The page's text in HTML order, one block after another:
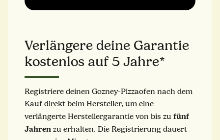
Verlängere deine Garantie
kostenlos auf 5 Jahre*
Registriere deinen Gozney-Pizzaofen nach dem
Kauf direkt beim Hersteller, um eine
verlängerte Herstellergarantie von bis zu fünf
Jahren zu erhalten. Die Registrierung dauert